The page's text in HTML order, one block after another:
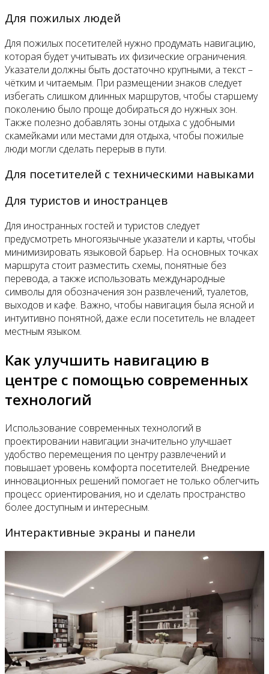
Для пожилых людей
Для пожилых посетителей нужно продумать навигацию,
которая будет учитывать их физические ограничения.
Указатели должны быть достаточно крупными, а текст –
чётким и читаемым. При размещении знаков следует
избегать слишком длинных маршрутов, чтобы старшему
поколению было проще добираться до нужных зон.
Также полезно добавлять зоны отдыха с удобными
скамейками или местами для отдыха, чтобы пожилые
люди могли сделать перерыв в пути.
Для посетителей с техническими навыками
Для туристов и иностранцев
Для иностранных гостей и туристов следует
предусмотреть многоязычные указатели и карты, чтобы
минимизировать языковой барьер. На основных точках
маршрута стоит разместить схемы, понятные без
перевода, а также использовать международные
символы для обозначения зон развлечений, туалетов,
выходов и кафе. Важно, чтобы навигация была ясной и
интуитивно понятной, даже если посетитель не владеет
местным языком.
Как улучшить навигацию в
центре с помощью современных
технологий
Использование современных технологий в
проектировании навигации значительно улучшает
удобство перемещения по центру развлечений и
повышает уровень комфорта посетителей. Внедрение
инновационных решений помогает не только облегчить
процесс ориентирования, но и сделать пространство
более доступным и интересным.
Интерактивные экраны и панели